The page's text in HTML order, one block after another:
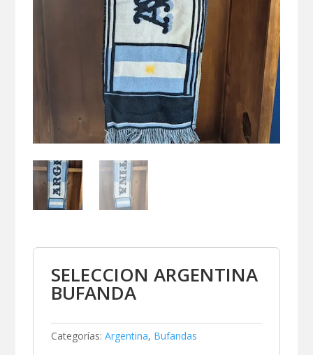
SELECCION ARGENTINA
BUFANDA
Categorías: Argentina, Bufandas